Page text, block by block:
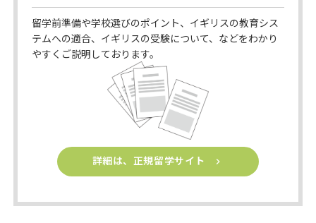
留学前準備や学校選びのポイント、イギリスの教育シス
テムへの適合、イギリスの受験について、などをわかり
やすくご説明しております。
詳細は、正規留学サイト